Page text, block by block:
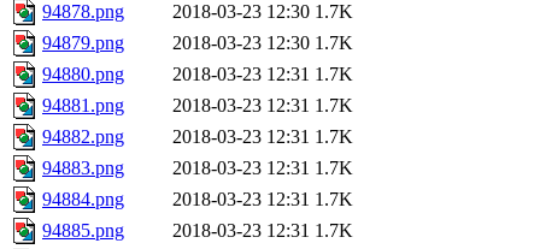
94878.png
2018-03-23 12:30 1.7K
94879.png
2018-03-23 12:30 1.7K
94880.png
2018-03-23 12:31 1.7K
94881.png
2018-03-23 12:31 1.7K
94882.png
2018-03-23 12:31 1.7K
94883.png
2018-03-23 12:31 1.7K
94884.png
2018-03-23 12:31 1.7K
94885.png
2018-03-23 12:31 1.7K